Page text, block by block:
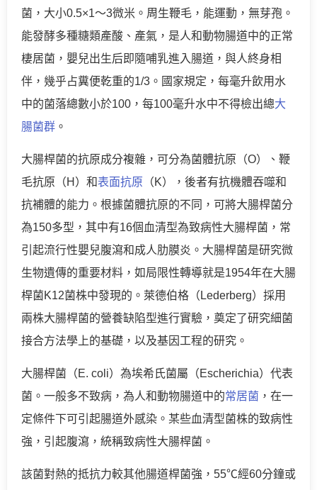
菌，大小0.5×1～3微米。周生鞭毛，能運動，無芽孢。
能發酵多種糖類產酸、產氣，是人和動物腸道中的正常
棲居菌，嬰兒出生后即隨哺乳進入腸道，與人終身相
伴，幾乎占糞便乾重的1/3。國家規定，每毫升飲用水
中的菌落總數小於100，每100毫升水中不得檢出總大
腸菌群 。
大腸桿菌的抗原成分複雜，可分為菌體抗原（O）、鞭
毛抗原（H）和表面抗原
（K），後者有抗機體吞噬和
抗補體的能力。根據菌體抗原的不同，可將大腸桿菌分
為150多型，其中有16個血清型為致病性大腸桿菌，常
引起流行性嬰兒腹瀉和成人肋膜炎。大腸桿菌是研究微
生物遺傳的重要材料，如局限性轉導就是1954年在大腸
桿菌K12菌株中發現的。萊德伯格（Lederberg）採用
兩株大腸桿菌的營養缺陷型進行實驗，奠定了研究細菌
接合方法學上的基礎，以及基因工程的研究。
大腸桿菌（E. coli）為埃希氏菌屬（Escherichia）代表
菌。一般多不致病，為人和動物腸道中的常居菌 ，在一
定條件下可引起腸道外感染。某些血清型菌株的致病性
強，引起腹瀉，統稱致病性大腸桿菌。
該菌對熱的抵抗力較其他腸道桿菌強，55℃經60分鐘或